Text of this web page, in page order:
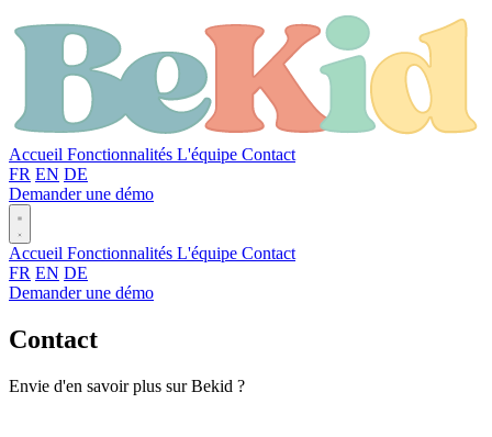
Accueil Fonctionnalités L'équipe Contact
FR EN DE
Demander une démo
Accueil Fonctionnalités L'équipe Contact
FR EN DE
Demander une démo
Contact
Envie d'en savoir plus sur Bekid ?